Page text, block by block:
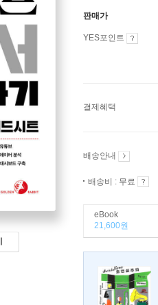
판매가
YES포인트
결제혜택
배송안내
배송비 : 무료
eBook
21,600원